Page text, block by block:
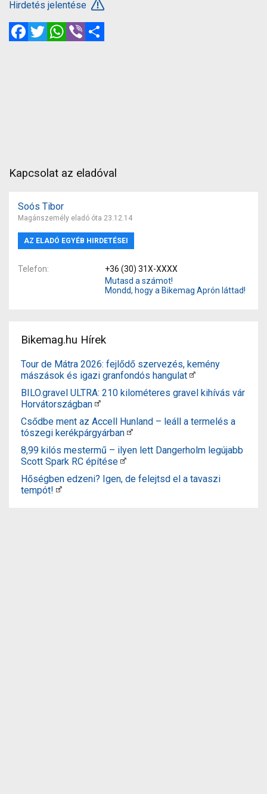
Hirdetés jelentése
FacebookTwitterWhatsApp
Viber
Kapcsolat az eladóval
Soós Tibor
Magánszemély eladó óta 23.12.14
AZ ELADÓ EGYÉB HIRDETÉSEI
Telefon
+36 (30) 31X-XXXX
Mutasd a számot!
Mondd, hogy a Bikemag Aprón láttad!
Bikemag.hu Hírek
Tour de Mátra 2026: fejlődő szervezés, kemény
mászások és igazi granfondós hangulat
BILO.gravel ULTRA: 210 kilométeres gravel kihívás vár
Horvátországban
Csődbe ment az Accell Hunland – leáll a termelés a
tószegi kerékpárgyárban
8,99 kilós mestermű – ilyen lett Dangerholm legújabb
Scott Spark RC építése
Hőségben edzeni? Igen, de felejtsd el a tavaszi
tempót!